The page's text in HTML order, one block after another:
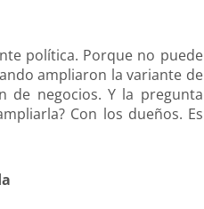
política. Porque no puede
ampliaron la variante de
de negocios. Y la pregunta
Con los dueños. Es